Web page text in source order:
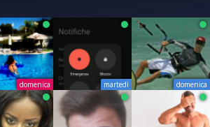
domenica martedì domenica